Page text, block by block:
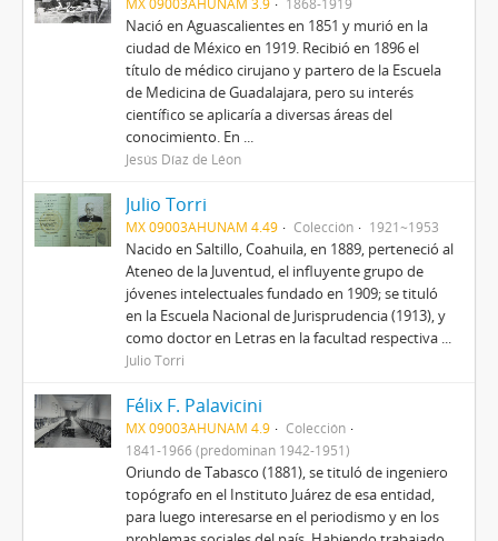
Nació en Aguascalientes en 1851 y murió en la
ciudad de México en 1919. Recibió en 1896 el
título de médico cirujano y partero de la Escuela
de Medicina de Guadalajara, pero su interés
científico se aplicaría a diversas áreas del
conocimiento. En ...
Jesús Díaz de Léon
Julio Torri
MX 09003AHUNAM 4.49 Colección 1921~1953
Nacido en Saltillo, Coahuila, en 1889, perteneció al
Ateneo de la Juventud, el influyente grupo de
jóvenes intelectuales fundado en 1909; se tituló
en la Escuela Nacional de Jurisprudencia (1913), y
como doctor en Letras en la facultad respectiva ...
Julio Torri
Félix F. Palavicini
MX 09003AHUNAM 4.9
Colección
1841-1966 (predominan 1942-1951)
Oriundo de Tabasco (1881), se tituló de ingeniero
topógrafo en el Instituto Juárez de esa entidad,
para luego interesarse en el periodismo y en los